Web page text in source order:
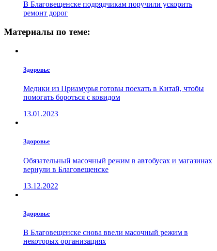
В Благовещенске подрядчикам поручили ускорить
ремонт дорог
Материалы по теме:
Здоровье
Медики из Приамурья готовы поехать в Китай, чтобы
помогать бороться с ковидом
13.01.2023
Здоровье
Обязательный масочный режим в автобусах и магазинах
вернули в Благовещенске
13.12.2022
Здоровье
В Благовещенске снова ввели масочный режим в
некоторых организациях